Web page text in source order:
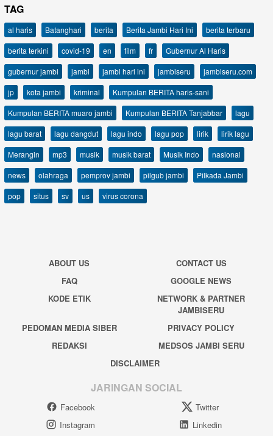
TAG
al haris Batanghari berita Berita Jambi Hari Ini
berita terbaru
berita terkini
covid-19 en film fr
Gubernur Al Haris
gubernur jambi
jambi jambi hari ini jambiseru
jambiseru.com
jp
kota jambi kriminal
Kumpulan BERITA haris-sani
Kumpulan BERITA muaro jambi
Kumpulan BERITA Tanjabbar
lagu
lagu barat
lagu dangdut lagu indo lagu pop lirik
lirik lagu
Merangin
mp3 musik musik barat Musik Indo
nasional
news
olahraga pemprov jambi pilgub jambi
Pilkada Jambi
pop
situs sv us virus corona
ABOUT US
CONTACT US
FAQ
GOOGLE NEWS
KODE ETIK
NETWORK & PARTNER
JAMBISERU
PEDOMAN MEDIA SIBER
PRIVACY POLICY
REDAKSI
MEDSOS JAMBI SERU
DISCLAIMER
JARINGAN SOCIAL
Facebook
Twitter
Instagram
Linkedin